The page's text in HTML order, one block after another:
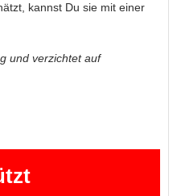
kannst Du sie mit einer
und verzichtet auf